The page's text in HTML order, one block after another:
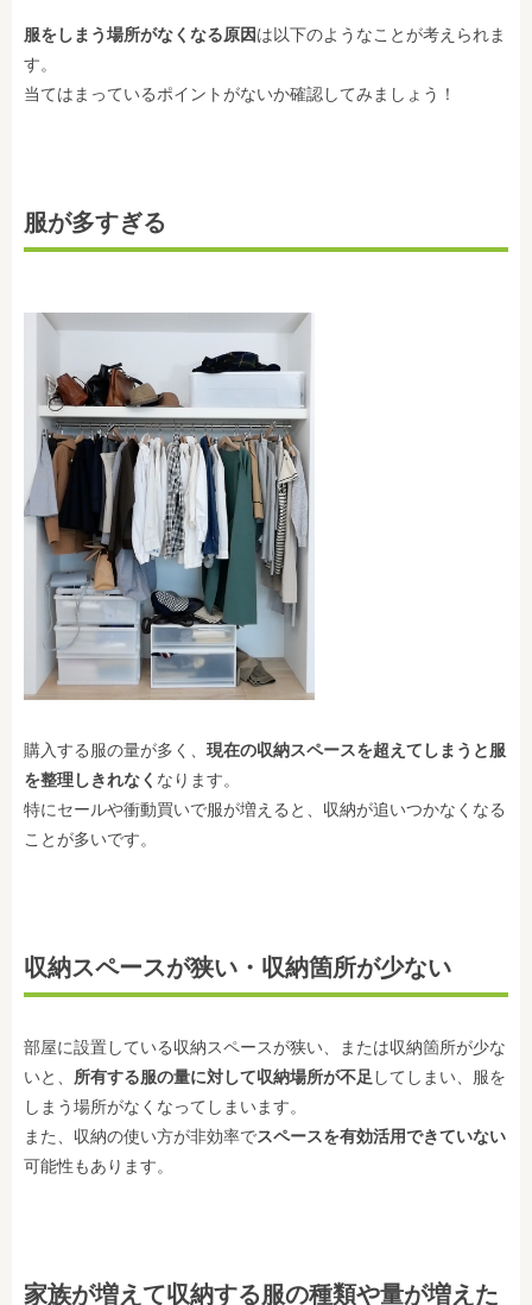
服をしまう場所がなくなる原因は以下のようなことが考えられま
す。
当てはまっているポイントがないか確認してみましょう！
服が多すぎる
購入する服の量が多く、 現在の収納スペースを超えてしまうと服
を整理しきれなく なります。
特にセールや衝動買いで服が増えると、収納が追いつかなくなる
ことが多いです。
収納スペースが狭い・収納箇所が少ない
部屋に設置している収納スペースが狭い、または収納箇所が少な
いと、 所有する服の量に対して収納場所が不足してしまい、服を
しまう場所がなくなってしまいます。
また、収納の使い方が非効率でスペースを有効活用できていない
可能性もあります。
家族が増えて収納する服の種類や量が増えた